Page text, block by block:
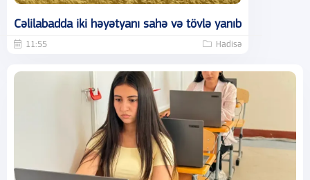
Cəlilabadda iki həyətyanı sahə və tövlə yanıb
11:55 Hadisə